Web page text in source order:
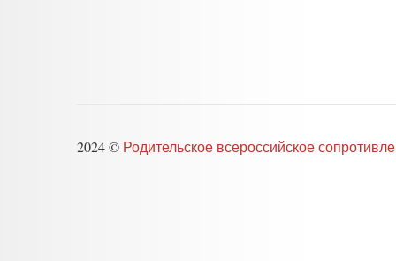
2024 © Родительское всероссийское